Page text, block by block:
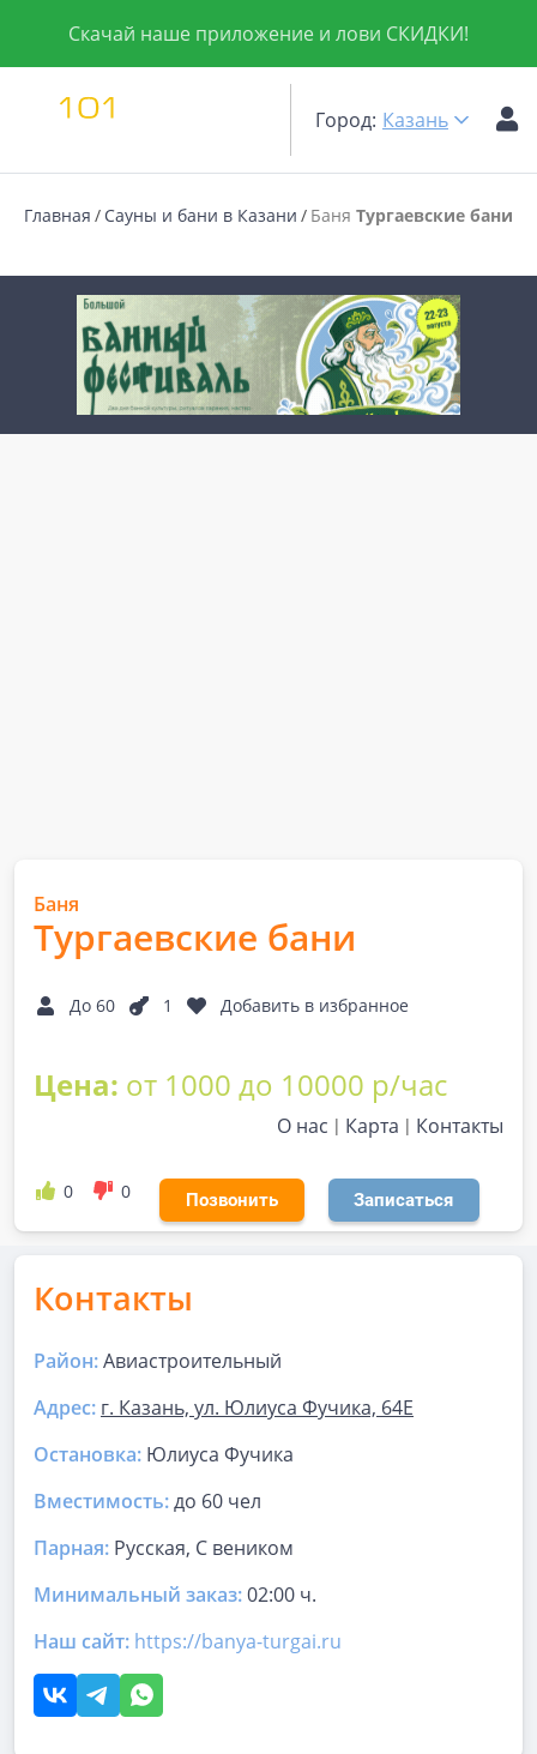
Скачай наше приложение и лови СКИДКИ!
Город: Казань
Главная Сауны и бани в Казани Баня Тургаевские бани
Баня
Тургаевские бани
До 60 1 Добавить в избранное
Цена: от 1000 до 10000 р/час
О нас Карта Контакты
0 0 Позвонить Записаться
Контакты
Район:Авиастроительный
Адрес: г. Казань, ул. Юлиуса Фучика, 64Е
Остановка: Юлиуса Фучика
Вместимость:до 60 чел
Парная: Русская, С веником
Минимальный заказ:02:00 ч.
Наш сайт: https://banya-turgai.ru